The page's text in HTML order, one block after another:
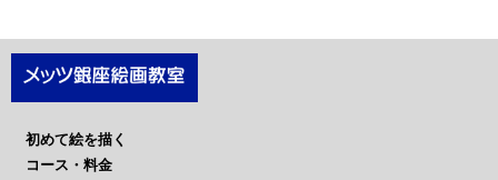
初めて絵を描く
コース・料金